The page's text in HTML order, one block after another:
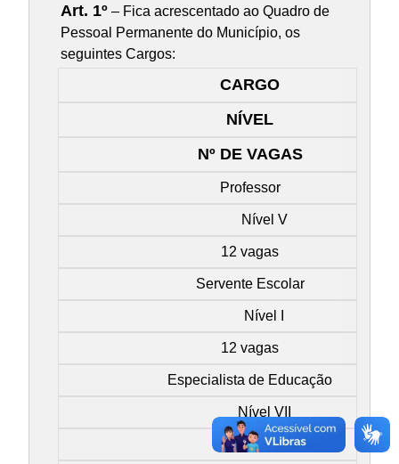
Art. 1º – Fica acrescentado ao Quadro de
Pessoal Permanente do Município, os
seguintes Cargos:
CARGO
NÍVEL
Nº DE VAGAS
Professor
Nível V
12 vagas
Servente Escolar
Nível I
12 vagas
Especialista de Educação
Nível VII
04 vagas